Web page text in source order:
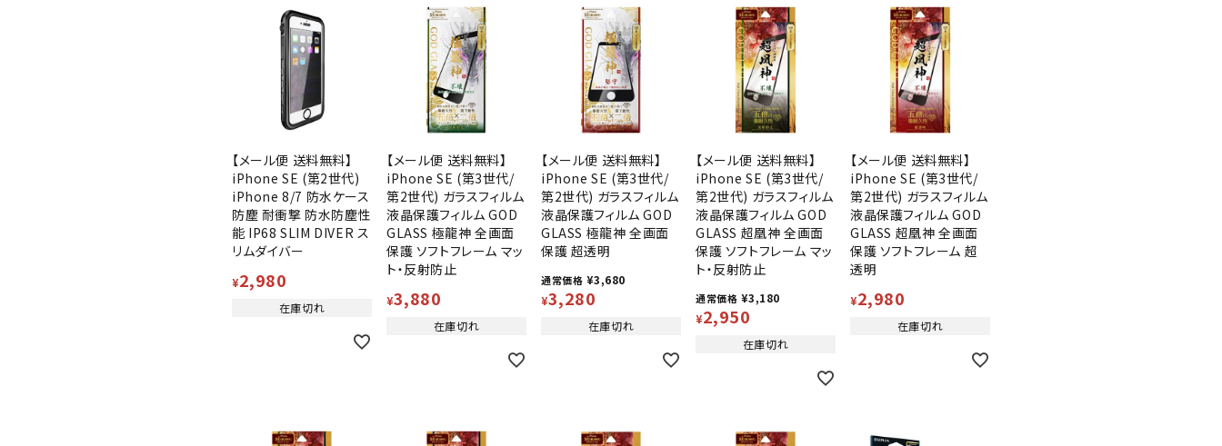
【メール便 送料無料】
iPhone SE (第2世代)
iPhone 8/7 防水ケース
防塵 耐衝撃 防水防塵性
能 IP68 SLIM DIVER ス
リムダイバー
¥2,980
在庫切れ
【メール便 送料無料】
iPhone SE (第3世代/
第2世代) ガラスフィルム
液晶保護フィルム GOD
GLASS 極龍神 全画面
保護 ソフトフレーム マッ
ト・反射防止
¥3,880
在庫切れ
【メール便 送料無料】
iPhone SE (第3世代/
第2世代) ガラスフィルム
液晶保護フィルム GOD
GLASS 極龍神 全画面
保護 超透明
通常価格 ¥3,680
¥3,280
在庫切れ
【メール便 送料無料】
iPhone SE (第3世代/
第2世代) ガラスフィルム
液晶保護フィルム GOD
GLASS 超凰神 全画面
保護 ソフトフレーム マッ
ト・反射防止
通常価格 ¥3,180
¥2,950
在庫切れ
【メール便 送料無料】
iPhone SE (第3世代/
第2世代) ガラスフィルム
液晶保護フィルム GOD
GLASS 超凰神 全画面
保護 ソフトフレーム 超
透明
¥2,980
在庫切れ